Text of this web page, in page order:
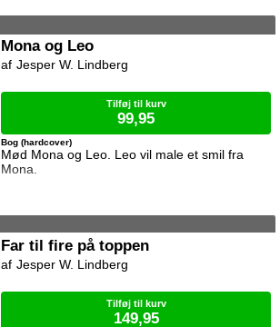
Mona og Leo
Mød Mona og Leo. Leo vil male et smil fra
Mona.
Bog (hardcover)
Jesper W. Lindberg
Tilføj til kurv
99,95
Far til fire på toppen
Jesper W. Lindberg
Tilføj til kurv
149,95